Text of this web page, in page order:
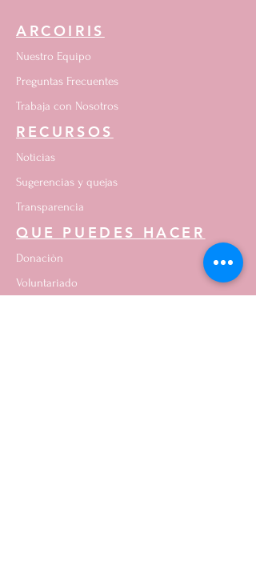
ARCOIRIS
Nuestro Equipo
Preguntas Frecuentes
Trabaja con Nosotros
RECURSOS
Noticias
Sugerencias y quejas
Transparencia
QUE PUEDES HACER
Donaciòn
Voluntariado